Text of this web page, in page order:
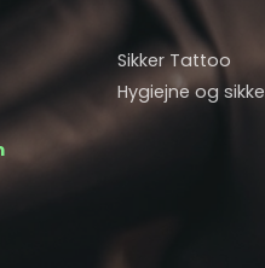
Sikker Tattoo
Hygiejne og